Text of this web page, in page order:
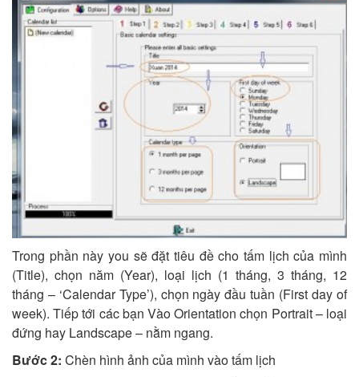
Trong phần này you sẽ đặt tiêu đề cho tấm lịch của mình
(Title), chọn năm (Year), loại lịch (1 tháng, 3 tháng, 12
tháng – ‘Calendar Type’), chọn ngày đầu tuần (First day of
week). Tiếp tới các bạn Vào Orientation chọn Portrait – loại
đứng hay Landscape – nằm ngang.
Bước 2: Chèn hình ảnh của mình vào tấm lịch